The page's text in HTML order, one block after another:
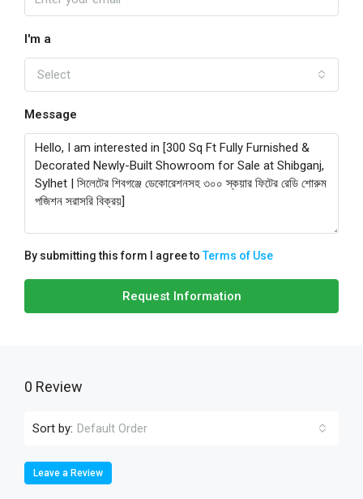
I'm a
Select
Message
By submitting this form I agree toTerms of Use
Request Information
0 Review
Sort by: Default Order
Leave a Review